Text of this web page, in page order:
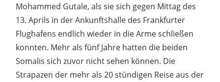
Mohammed Gutale, als sie sich gegen Mittag des
13. Aprils in der Ankunftshalle des Frankfurter
Flughafens endlich wieder in die Arme schließen
konnten. Mehr als fünf Jahre hatten die beiden
Somalis sich zuvor nicht sehen können. Die
Strapazen der mehr als 20 stündigen Reise aus der